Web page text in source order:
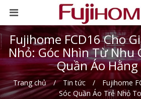
Fujihome FCD16 Cho
Nhỏ: Góc Nhìn Từ Nhu
Quần Áo Hằng
Trang chủ Tin tức
Fujihome
Sóc Quần Áo Trẻ Nhỏ